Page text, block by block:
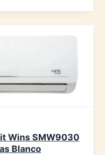
Wins SMW9030
Blanco